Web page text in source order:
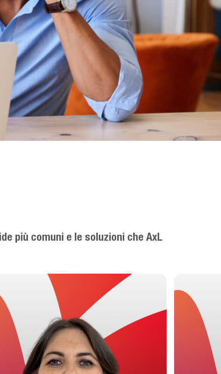
più comuni e le soluzioni che AxL